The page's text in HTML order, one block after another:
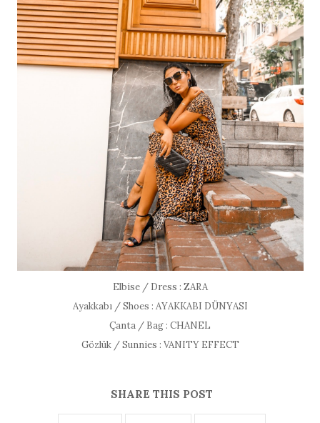
Elbise / Dress : ZARA
Ayakkabı / Shoes : AYAKKABI DÜNYASI
Çanta / Bag : CHANEL
Gözlük / Sunnies : VANITY EFFECT
SHARE THIS POST